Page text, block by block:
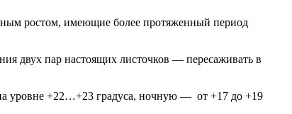
ростом, имеющие более протяженный период
двух пар настоящих листочков — пересаживать в
уровне +22…+23 градуса, ночную — от +17 до +19